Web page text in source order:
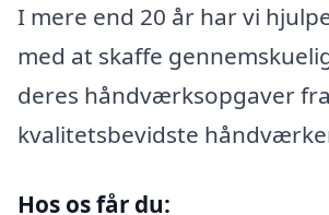
I mere end 20 år har vi
med at skaffe
deres håndværksopgaver
kvalitetsbevidste
Hos os får du: